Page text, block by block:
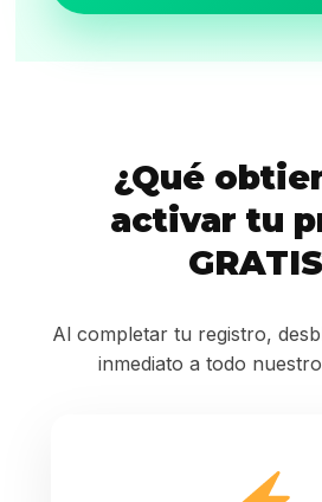
¿Qué
activar tu
Al completar tu registro,
inmediato a todo